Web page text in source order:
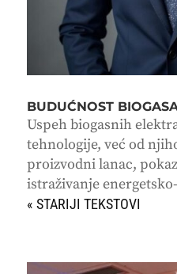
BUDUĆNOST
Uspeh biogasnih
tehnologije, već od
proizvodni lanac,
istraživanje
« STARIJI UNOSI